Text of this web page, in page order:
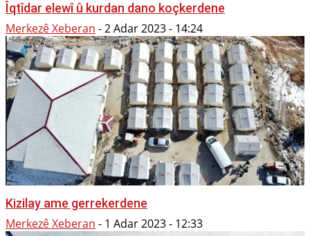
Îqtîdar elewî û kurdan dano koçkerdene
Merkezê Xeberan -2 Adar 2023 - 14:24
Kizilay ame gerrekerdene
Merkezê Xeberan - 1 Adar 2023 - 12:33